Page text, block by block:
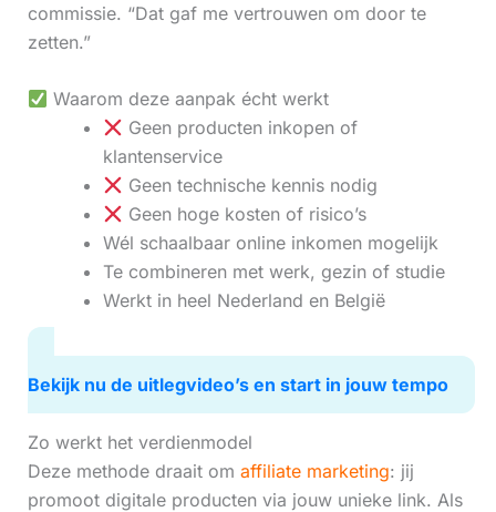
commissie. “Dat gaf me vertrouwen om door te
zetten.”
Waarom deze aanpak écht werkt
Geen producten inkopen of
klantenservice
Geen technische kennis nodig
Geen hoge kosten of risico’s
Wél schaalbaar online inkomen mogelijk
Te combineren met werk, gezin of studie
Werkt in heel Nederland en België
Bekijk nu de uitlegvideo’s en start in jouw tempo
Zo werkt het verdienmodel
Deze methode draait om affiliate marketing: jij
promoot digitale producten via jouw unieke link. Als